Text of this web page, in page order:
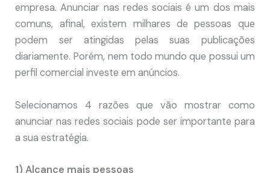
empresa. Anunciar nas redes sociais é um dos mais
comuns, afinal, existem milhares de pessoas que
podem ser atingidas pelas suas publicações
diariamente. Porém, nem todo mundo que possui um
perfil comercial investe em anúncios.
Selecionamos 4 razões que vão mostrar como
anunciar nas redes sociais pode ser importante para
a sua estratégia.
1) Alcance mais pessoas